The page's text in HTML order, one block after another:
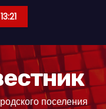
13:21
поселения